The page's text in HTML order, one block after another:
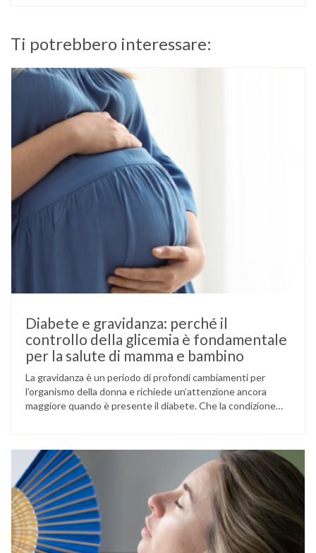
Ti potrebbero interessare:
Diabete e gravidanza: perché il
controllo della glicemia è fondamentale
per la salute di mamma e bambino
La gravidanza è un periodo di profondi cambiamenti per
l’organismo della donna e richiede un’attenzione ancora
maggiore quando è presente il diabete. Che la condizione
volta durante la gestazione (diabete gestazionale),
mantenere …